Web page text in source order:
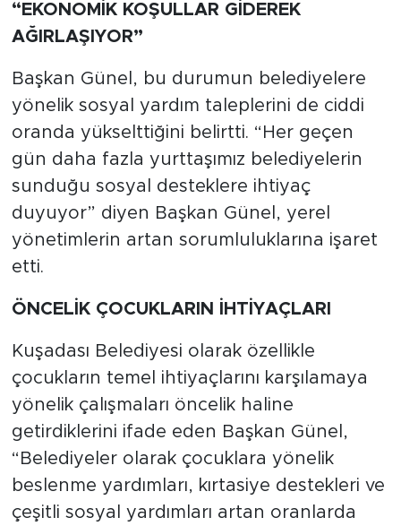
“EKONOMİK KOŞULLAR GİDEREK
AĞIRLAŞIYOR”
Başkan Günel, bu durumun belediyelere
yönelik sosyal yardım taleplerini de ciddi
oranda yükselttiğini belirtti. “Her geçen
gün daha fazla yurttaşımız belediyelerin
sunduğu sosyal desteklere ihtiyaç
duyuyor” diyen Başkan Günel, yerel
yönetimlerin artan sorumluluklarına işaret
etti.
ÖNCELİK ÇOCUKLARIN İHTİYAÇLARI
Kuşadası Belediyesi olarak özellikle
çocukların temel ihtiyaçlarını karşılamaya
yönelik çalışmaları öncelik haline
getirdiklerini ifade eden Başkan Günel,
“Belediyeler olarak çocuklara yönelik
beslenme yardımları, kırtasiye destekleri ve
çeşitli sosyal yardımları artan oranlarda